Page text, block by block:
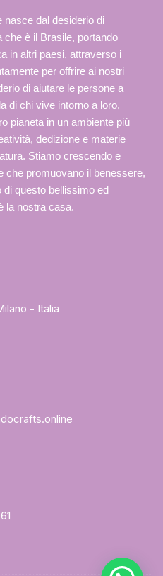
nasce dal desiderio di
è il Brasile, portando
in altri paesi, attraverso i
per offrire ai nostri
di aiutare le persone a
di chi vive intorno a loro,
pianeta in un ambiente più
dedizione e materie
Stiamo crescendo e
che promuovano il benessere,
di questo bellissimo ed
la nostra casa.
- Italia